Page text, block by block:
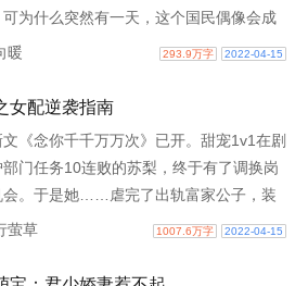
可为什么突然有一天，这个国民偶像会成
同桌？还大摇大摆住进了她的家…..
暖 293.9万字 2022-04-15
女配逆袭指南
文《念你千千万万次》已开。甜宠1v1在剧
门任务10连败的苏梨，终于有了调换岗
会。于是她……虐完了出轨富家公子，装
，直男癌总裁，自私太子，苏梨表..
萤草 1007.6万字 2022-04-15